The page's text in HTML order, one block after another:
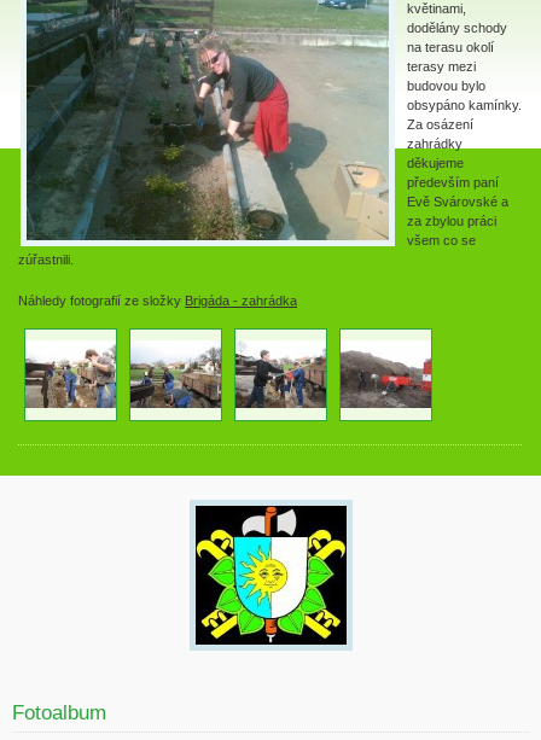
květinami,
dodělány schody
na terasu okolí
terasy mezi
budovou bylo
obsypáno kamínky.
Za osázení
zahrádky
děkujeme
především paní
Evě Svárovské a
za zbylou práci
všem co se
zúřastnili.
Náhledy fotografií ze složky Brigáda - zahrádka
Fotoalbum